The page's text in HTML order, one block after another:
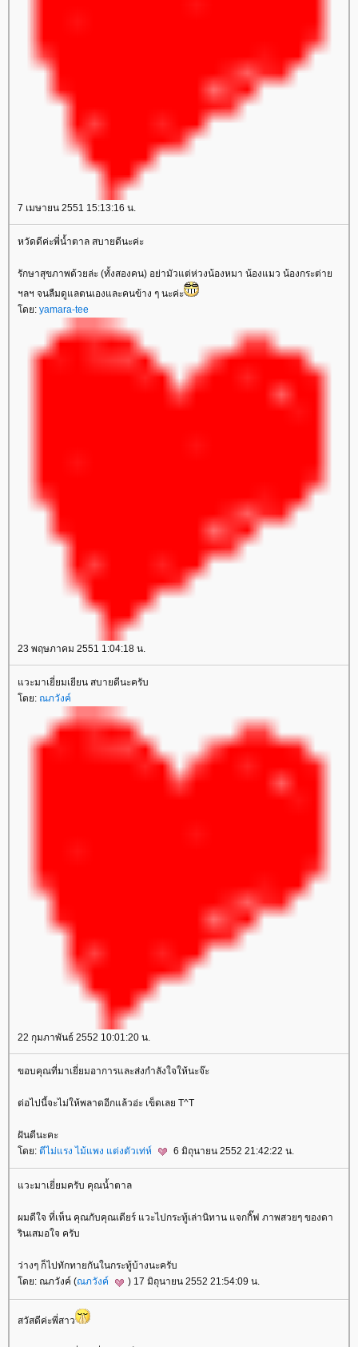
7 เมษายน 2551 15:13:16 น.
หวัดดีค่ะพี่น้ำตาล สบายดีนะค่ะ
รักษาสุขภาพด้วยล่ะ (ทั้งสองคน) อย่ามัวแต่ห่วงน้องหมา น้องแมว น้องกระต่า
ฯลฯ จนลืมดูแลตนเองและคนข้าง ๆ นะค่ะ
ดย: yamara-tee
23 พฤษภาคม 2551 1:04:18 น.
วะมาเยี่ยมเยียน สบายดีนะครับ
ดย: ณภวังค์
22 กุมภาพันธ์ 2552 10:01:20 น.
ขอบคุณที่มาเยี่ยมอาการและส่งกำลังใจให้นะจ๊ะ
ต่อไปนี้จะไม่ให้พลาดอีกแล้วอ่ะ เข็ดเลย T^T
ฝันดีนะคะ
ดย: ตีไม่แรง ไม้แพง แต่งตัวเท่ห์ 6 มิถุนายน 2552 21:42:22 น.
วะมาเยี่ยมครับ คุณน้ำตาล
ผมดีใจ ที่เห็น คุณกับคุณเดียร์ แวะไปกระทู้เล่านิทาน แจกกิ๊ฟ ภาพสวยๆ ของดา
รินเสมอใจ ครับ
ว่างๆ ก็ไปทักทายกันในกระทู้บ้างนะครับ
ดย: ณภวังค์ (ณภวังค์ ) 17 มิถุนายน 2552 21:54:09 น.
สวัสดีค่ะพี่สาว